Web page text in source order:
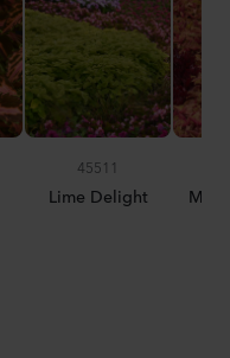
45511
Lime Delight